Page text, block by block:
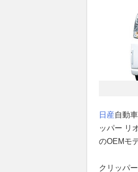
日産自動
ッパー リ
のOEMモ
クリッパ